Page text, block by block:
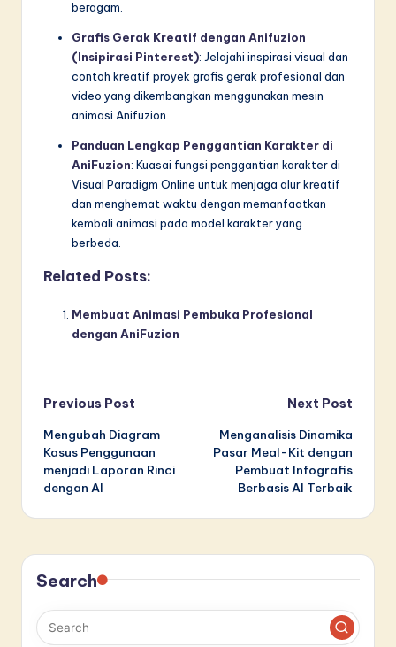
beragam.
Grafis Gerak Kreatif dengan Anifuzion
(Insipirasi Pinterest): Jelajahi inspirasi visual dan
contoh kreatif proyek grafis gerak profesional dan
video yang dikembangkan menggunakan mesin
animasi Anifuzion.
Panduan Lengkap Penggantian Karakter di
AniFuzion: Kuasai fungsi penggantian karakter di
Visual Paradigm Online untuk menjaga alur kreatif
dan menghemat waktu dengan memanfaatkan
kembali animasi pada model karakter yang
berbeda.
Related Posts:
Membuat Animasi Pembuka Profesional
dengan AniFuzion
Post
navigation
Previous Post
Mengubah Diagram
Kasus Penggunaan
menjadi Laporan Rinci
dengan AI
Next Post
Menganalisis Dinamika
Pasar Meal-Kit dengan
Pembuat Infografis
Berbasis AI Terbaik
Search